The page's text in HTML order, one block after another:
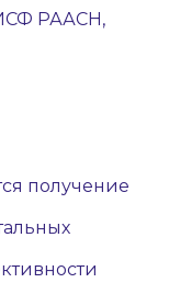
РААСН,
получение